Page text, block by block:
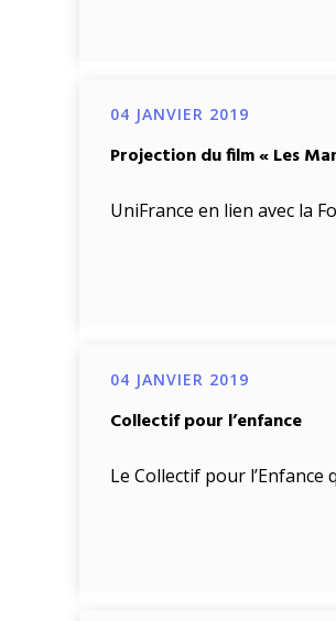
04 JANVIER 2019
Projection du film « Les
UniFrance en lien avec la
04 JANVIER 2019
Collectif pour l’enfance
Le Collectif pour